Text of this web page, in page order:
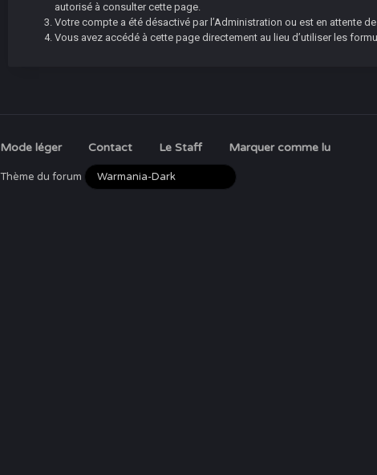
autorisé à consulter cette page.
Votre compte a été désactivé par l’Administration ou est en attente
Vous avez accédé à cette page directement au lieu d’utiliser les
Mode léger Contact Le Staff Marquer comme lu
Thème du forum